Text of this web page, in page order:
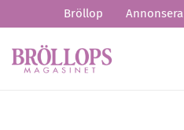
Bröllop Annonsera